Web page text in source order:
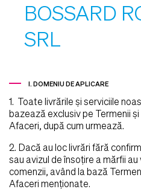
BOSSARD
SRL
I. DOMENIU DE APLICARE
1. Toate livrările şi serviciile
bazează exclusiv pe Termenii
Afaceri, după cum urmează.
2. Dacă au loc livrări fără
sau avizul de însoţire a mărfii
comenzii, având la bază
Afaceri menţionate.